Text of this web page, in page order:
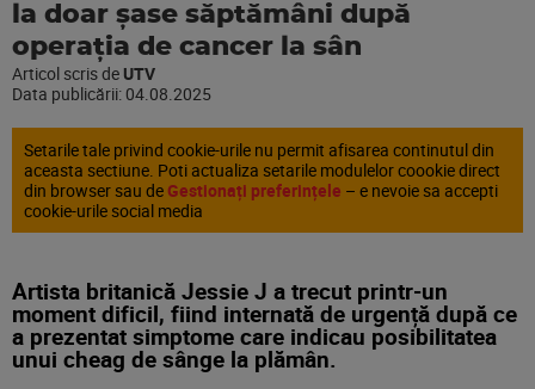
la doar șase săptămâni după
operația de cancer la sân
Articol scris de UTV
Data publicării: 04.08.2025
Setarile tale privind cookie-urile nu permit afisarea continutul din
aceasta sectiune. Poti actualiza setarile modulelor coookie direct
din browser sau de Gestionați preferințele – e nevoie sa accepti
cookie-urile social media
Artista britanică Jessie J a trecut printr-un
moment dificil, fiind internată de urgență după ce
a prezentat simptome care indicau posibilitatea
unui cheag de sânge la plămân.